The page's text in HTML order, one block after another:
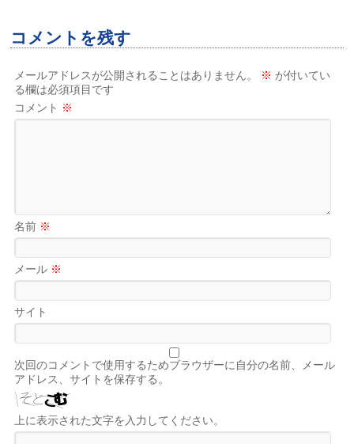
コメントを残す
メールアドレスが公開されることはありません。 ※ が付いてい
る欄は必須項目です
コメント ※
名前 ※
メール ※
サイト
次回のコメントで使用するためブラウザーに自分の名前、メール
アドレス、サイトを保存する。
上に表示された文字を入力してください。